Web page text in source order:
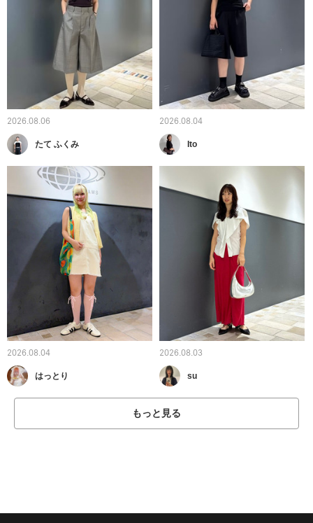
2026.08.06
たて ふくみ
2026.08.04
Ito
2026.08.04
はっとり
2026.08.03
su
もっと見る